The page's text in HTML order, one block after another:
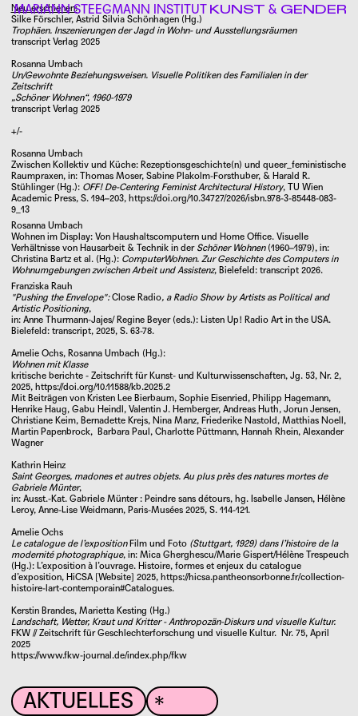
MARIANN STEEGMANN INSTITUT KUNST &GENDER
PERSONEN
Leitung
Mitarbeiter*innen
Assoziierte Wissenschaftler*innen
Vorstand
Wissenschaftlicher Beirat
Stifterin
Ehemalige
AKTUELLES
Neu erschienen:
Silke Förschler, Astrid Silvia Schönhagen (Hg.)
Trophäen. Inszenierungen der Jagd in Wohn- und Ausstellungsräumen
transcript Verlag 2025
Rosanna Umbach
Un/Gewohnte Beziehungsweisen. Visuelle Politiken des Familialen in der
Zeitschrift
„Schöner Wohnen“, 1960-1979
transcript Verlag 2025
+/-
Rosanna Umbach
Zwischen Kollektiv und Küche: Rezeptionsgeschichte(n) und queer_feministische
Raumpraxen, in: Thomas Moser, Sabine Plakolm-Forsthuber, & Harald R.
Stühlinger (Hg.): OFF! De-Centering Feminist Architectural History, TU Wien
Academic Press, S. 194–203, https://doi.org/10.34727/2026/isbn.978-3-85448-083-
9_13
Rosanna Umbach
Wohnen im Display: Von Haushaltscomputern und Home Office. Visuelle
Verhältnisse von Hausarbeit & Technik in der Schöner Wohnen(1960–1979), in:
Christina Bartz et al. (Hg.): ComputerWohnen. Zur Geschichte des Computers in
Wohnumgebungen zwischen Arbeit und Assistenz, Bielefeld: transcript 2026.
Franziska Rauh
"Pushing the Envelope":Close Radio, a Radio Show by Artists as Political and
Artistic Positioning,
in: Anne Thurmann-Jajes/ Regine Beyer (eds.): Listen Up! Radio Art in the USA.
Bielefeld: transcript, 2025, S. 63-78.
Amelie Ochs, Rosanna Umbach (Hg.):
Wohnen mit Klasse
kritische berichte - Zeitschrift für Kunst- und Kulturwissenschaften, Jg. 53, Nr. 2,
2025, https://doi.org/10.11588/kb.2025.2
Mit Beiträgen von Kristen Lee Bierbaum, Sophie Eisenried, Philipp Hagemann,
Henrike Haug, Gabu Heindl, Valentin J. Hemberger, Andreas Huth, Jorun Jensen,
Christiane Keim, Bernadette Krejs, Nina Manz, Friederike Nastold, Matthias Noell,
Martin Papenbrock, Barbara Paul, Charlotte Püttmann, Hannah Rhein, Alexander
Wagner
Kathrin Heinz
Saint Georges, madones et autres objets. Au plus près des natures mortes de
Gabriele Münter,
in: Ausst.-Kat. Gabriele Münter : Peindre sans détours, hg. Isabelle Jansen, Hélène
Leroy, Anne-Lise Weidmann, Paris-Musées 2025, S. 114-121.
Amelie Ochs
Le catalogue de l’expositionFilm und Foto(Stuttgart, 1929) dans l’histoire de la
modernité photographique, in: Mica Gherghescu/Marie Gispert/Hélène Trespeuch
(Hg.): L’exposition à l’ouvrage. Histoire, formes et enjeux du catalogue
d’exposition, HiCSA [Website] 2025, https://hicsa.pantheonsorbonne.fr/collection-
histoire-lart-contemporain#Catalogues.
Kerstin Brandes, Marietta Kesting (Hg.)
Landschaft, Wetter, Kraut und Kritter - Anthropozän-Diskurs und visuelle Kultur.
FKW // Zeitschrift für Geschlechterforschung und visuelle Kultur. Nr. 75, April
2025
https://www.fkw-journal.de/index.php/fkw